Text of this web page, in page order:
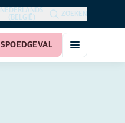
NEDERLANDS
(BELGIË)
ZOEKEN
SPOEDGEVAL